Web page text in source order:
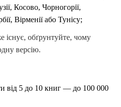
Косово, Чорногорії,
Вірменії або Тунісу;
існує, обґрунтуйте, чому
версію.
від 5 до 10 книг — до 100 000